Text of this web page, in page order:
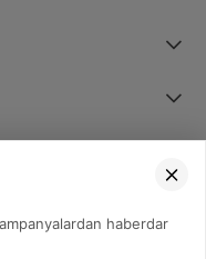
08
haberdar